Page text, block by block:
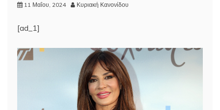
11 Μαΐου, 2024 Κυριακή Κανονίδου
[ad_1]